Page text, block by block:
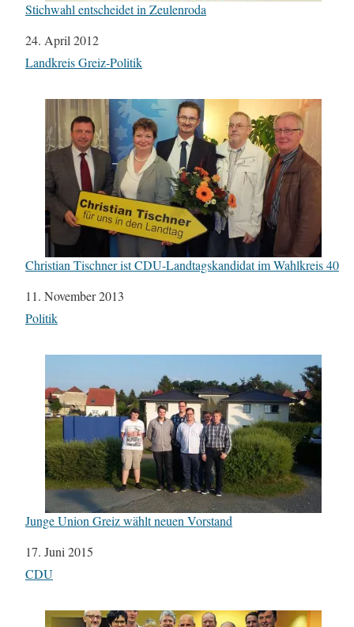
Stichwahl entscheidet in Zeulenroda
Datum
24. April 2012
In Bezug auf
Landkreis Greiz-Politik
Christian Tischner ist CDU-Landtagskandidat im Wahlkreis 40
Datum
11. November 2013
In Bezug auf
Politik
Junge Union Greiz wählt neuen Vorstand
Datum
17. Juni 2015
In Bezug auf
CDU